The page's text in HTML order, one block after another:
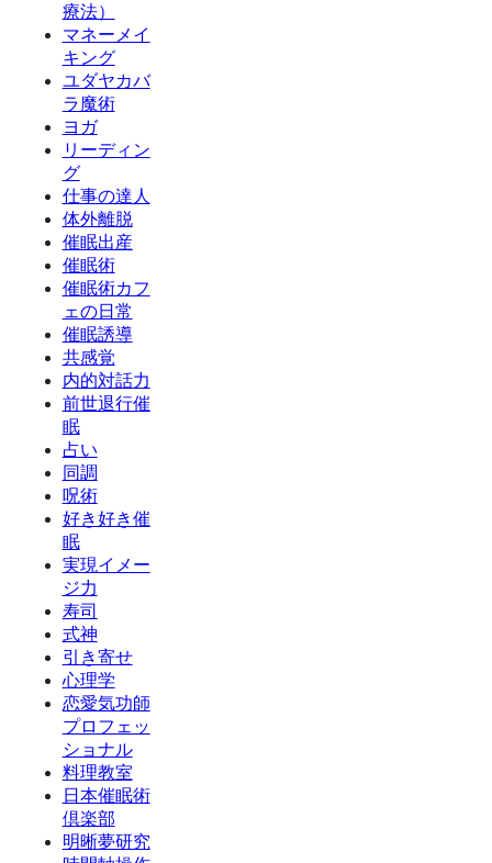
療法）
マネーメイ
キング
ユダヤカバ
ラ魔術
ヨガ
リーディン
グ
仕事の達人
体外離脱
催眠出産
催眠術
催眠術カフ
ェの日常
催眠誘導
共感覚
内的対話力
前世退行催
眠
占い
同調
呪術
好き好き催
眠
実現イメー
ジ力
寿司
式神
引き寄せ
心理学
恋愛気功師
プロフェッ
ショナル
料理教室
日本催眠術
倶楽部
明晰夢研究